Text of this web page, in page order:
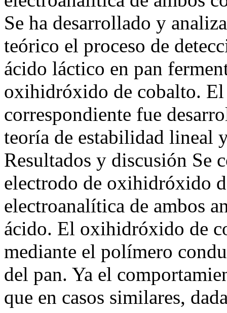
Se ha desarrollado y
teórico el proceso de
ácido láctico en pan
oxihidróxido de cobalto.
correspondiente fue
teoría de estabilidad lineal
Resultados y discusión Se
electrodo de oxihidróxido
electroanalítica de ambos
ácido. El oxihidróxido de
mediante el polímero
del pan. Ya el
que en casos similares,